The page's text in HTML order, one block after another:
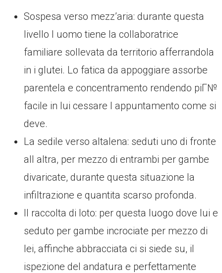
Sospesa verso mezz’aria: durante questa
livello l uomo tiene la collaboratrice
familiare sollevata da territorio afferrandola
in i glutei. Lo fatica da appoggiare assorbe
parentela e concentramento rendendo piГ№
facile in lui cessare l appuntamento come si
deve.
La sedile verso altalena: seduti uno di fronte
all altra, per mezzo di entrambi per gambe
divaricate, durante questa situazione la
infiltrazione e quantita scarso profonda.
Il raccolta di loto: per questa luogo dove lui e
seduto per gambe incrociate per mezzo di
lei, affinche abbracciata ci si siede su, il
ispezione del andatura e perfettamente